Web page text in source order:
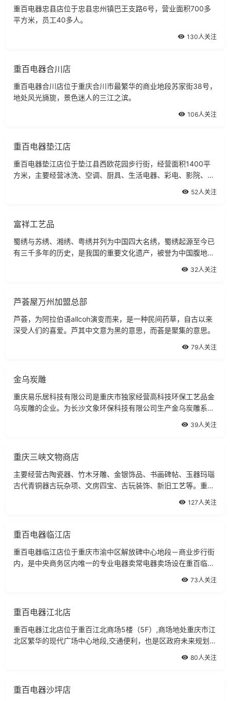
重百电器忠县店位于忠县忠州镇巴王支路6号，营业面积700多
平方米，员工40多人。
130人关注
重百电器合川店
重百电器合川店位于重庆合川市最繁华的商业地段苏家街38号，
地处风光旖旎，景色迷人的三江之滨。
106人关注
重百电器垫江店
重百电器垫江店位于垫江县西欧花园步行街，经营面积1400平
方米，主要经营冰洗、空调、厨具、生活电器、彩电、影院、碟
52人关注
富祥工艺品
蜀绣与苏绣、湘绣、粤绣并列为中国四大名绣，蜀绣起源至今已
有三千多年的历史，是我国的重要文化遗产，被誉为中国腹地的
32人关注
芦荟屋万州加盟总部
芦荟，为阿拉伯语allcoh演变而来，是一种民间药草，自古以来
深受人们的喜爱。芦其中文意为黑的意思，而荟是聚集的意思。
79人关注
金乌炭雕
重庆易乐居科技有限公司是重庆市独家经营高科技环保工艺品金
乌炭雕的企业。为长沙文象环保科技有限公司生产金乌炭雕系列
39人关注
重庆三峡文物商店
主要经营古陶瓷器、竹木牙雕、金银饰品、书画碑帖、玉器玛瑙
古代青铜器古玩杂项、文房四宝、古玩装饰、新旧工艺等。重庆
127人关注
重百电器临江店
重百电器临江店位于重庆市渝中区解放碑中心地段－商业步行街
内，是中央商务区内唯一的专业电器卖常电器卖场设在重百临江
73人关注
重百电器江北店
重百电器江北店位于重百江北商场5楼（5F）,商场地处重庆市江
北区繁华的现代广场中心地段,交通便利，也是区政府未来规划发
80人关注
重百电器沙坪店